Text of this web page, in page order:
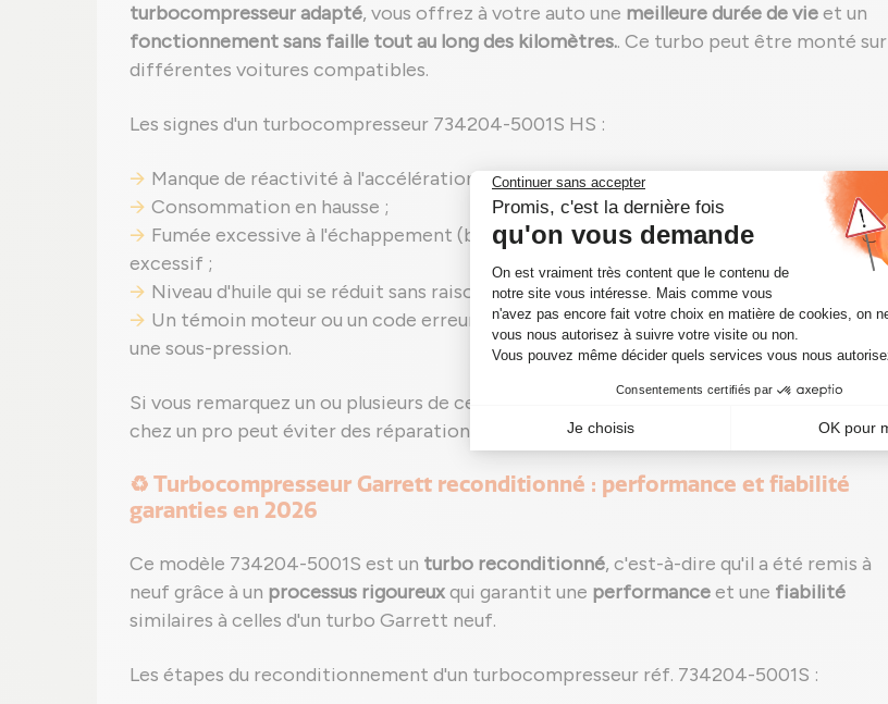
turbocompresseur adapté, vous offrez à votre auto une meilleure durée de vieet un
fonctionnement sans faille tout au long des kilomètres.. Ce turbo peut être monté sur
différentes voitures compatibles.
Les signes d'un turbocompresseur 734204-5001S HS :
Manque de réactivité à l'accélération ;
Consommation en hausse ;
Fumée excessive à l'échappement (bleue, noire ou blanche) et/ou sifflement
excessif ;
Niveau d'huile qui se réduit sans raison apparente sans signe de fuite ;
Un témoin moteur ou un code erreur peut apparaître, comme le code P0299 pour
une sous-pression.
Si vous remarquez un ou plusieurs de ces signes, n'attendez pas ! Un simple diagnostic
chez un pro peut éviter des réparations onéreuses sur votre véhicule.
♻️ Turbocompresseur Garrett reconditionné : performance et fiabilité
garanties en 2026
Ce modèle 734204-5001S est un turbo reconditionné, c'est-à-dire qu'il a été remis à
neuf grâce à un processus rigoureuxqui garantit une performanceet une fiabilité
similaires à celles d'un turbo Garrett neuf.
Les étapes du reconditionnement d'un turbocompresseur réf. 734204-5001S :